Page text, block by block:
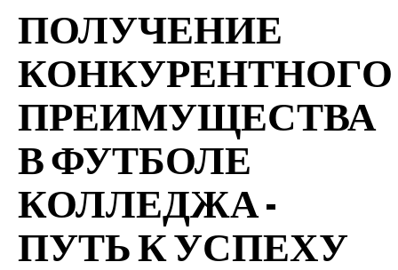
ПОЛУЧЕНИЕ
КОНКУРЕНТНОГО
ПРЕИМУЩЕСТВА
В ФУТБОЛЕ
КОЛЛЕДЖА -
ПУТЬ К УСПЕХУ